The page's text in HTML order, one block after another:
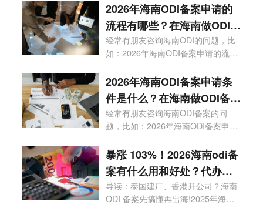
2026年海南ODI备案申请的
流程有哪些？在海南做ODI备
案通过几率高吗？
经常有朋友咨询海南ODI的问题，比
如：2026年海南ODI备案申请的流程
有哪些？...
2026年海南ODI备案申请条
件是什么？在海南做ODI备案
有什么好处?
经常有朋友咨询海南ODI备案的问
题，比如：2026年海南ODI备案申请
条件是什么...
暴涨 103%！2026海南odi备
案有什么用和好处？代办选
哪家？一文讲透
导读：泰国建厂、香港开公司？海南
ODI 备案先搞懂再出海!2025年海南
企业境外...